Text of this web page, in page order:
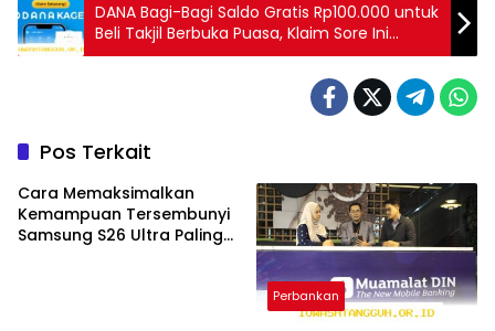
DANA Bagi-Bagi Saldo Gratis Rp100.000 untuk
Beli Takjil Berbuka Puasa, Klaim Sore Ini
Sebelum Habis!
Pos Terkait
Cara Memaksimalkan
Kemampuan Tersembunyi
Samsung S26 Ultra Paling
Perbankan